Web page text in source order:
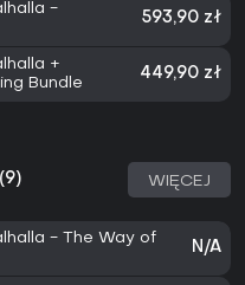
-
593,90 zł
+
Bundle
449,90 zł
WIĘCEJ
- The Way of
N/A